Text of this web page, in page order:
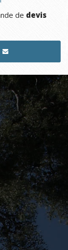
de devis